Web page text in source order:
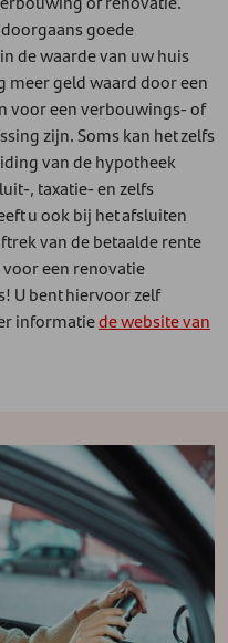
goede
de waarde van uw huis
geld waard door een
voor een verbouwings- of
zijn. Soms kan het zelfs
van de hypotheek
, taxatie- en zelfs
u ook bij het afsluiten
van de betaalde rente
een renovatie
U bent hiervoor zelf
informatiede website van